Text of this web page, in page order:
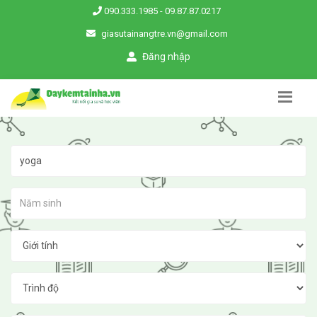
090.333.1985 - 09.87.87.0217
giasutainangtre.vn@gmail.com
Đăng nhập